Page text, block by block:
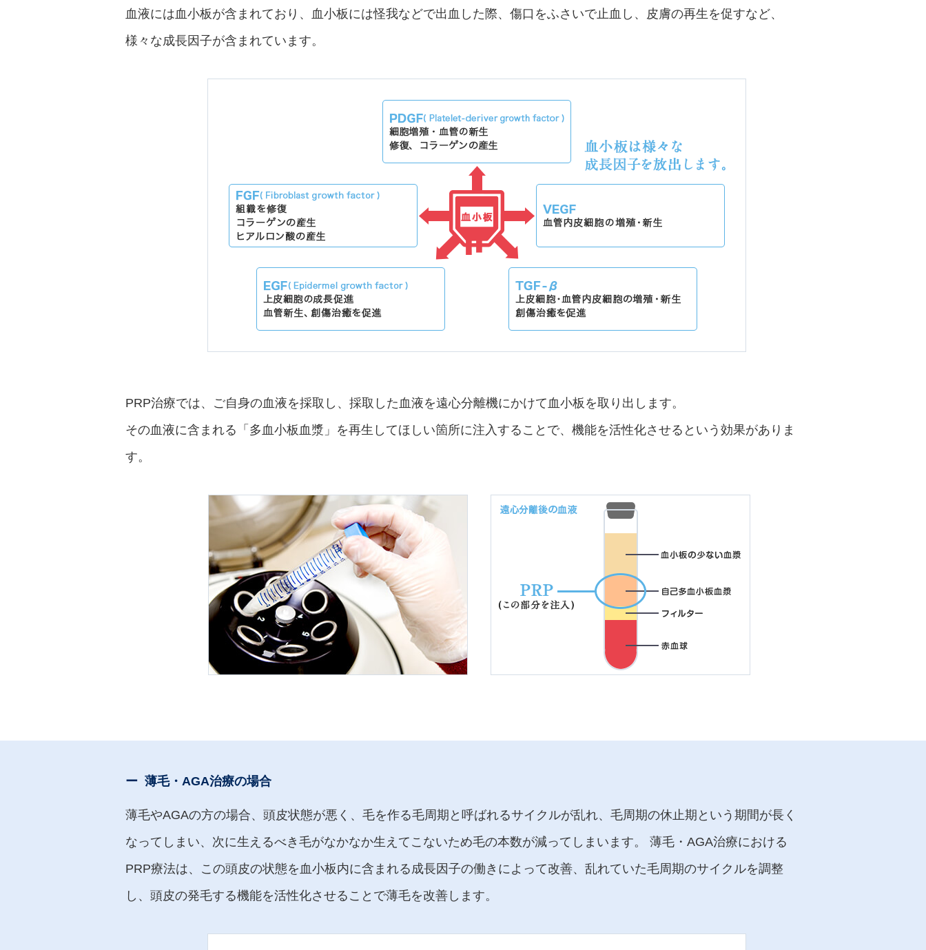
血液には血小板が含まれており、血小板には怪我などで出血した際、傷口をふさいで止血し、皮膚の再生を促すなど、
様々な成長因子が含まれています。
PRP治療では、ご自身の血液を採取し、採取した血液を遠心分離機にかけて血小板を取り出します。
その血液に含まれる「多血小板血漿」を再生してほしい箇所に注入することで、機能を活性化させるという効果がありま
す。
薄毛・AGA治療の場合
薄毛やAGAの方の場合、頭皮状態が悪く、毛を作る毛周期と呼ばれるサイクルが乱れ、毛周期の休止期という期間が長く
なってしまい、次に生えるべき毛がなかなか生えてこないため毛の本数が減ってしまいます。 薄毛・AGA治療における
PRP療法は、この頭皮の状態を血小板内に含まれる成長因子の働きによって改善、乱れていた毛周期のサイクルを調整
し、頭皮の発毛する機能を活性化させることで薄毛を改善します。